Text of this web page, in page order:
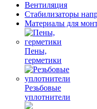
Вентиляция
Стабилизаторы
Материалы для
Пены,
герметики
Резьбовые
уплотнители